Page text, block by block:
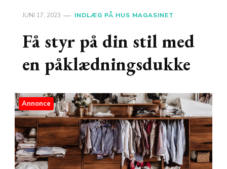
JUNI 17, 2023 INDLÆG PÅ HUS MAGASINET
Få styr på din stil med
en påklædningsdukke
Annonce